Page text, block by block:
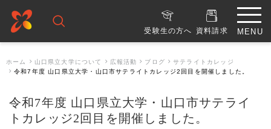
受験生の方へ 資料請求
ホーム 山口県立大学について 広報活動 ブログ
サテライトカレッジ
令和7年度 山口県立大学・山口市サテライトカレッジ2回目を開催しました。
令和7年度 山口県立大学・山口市サテライ
トカレッジ2回目を開催しました。